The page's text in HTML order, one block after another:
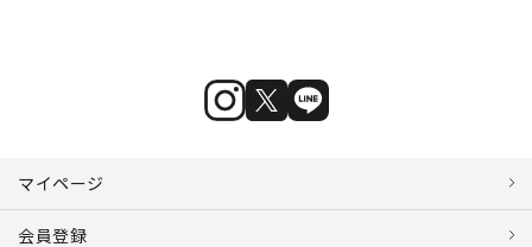
マイページ
会員登録